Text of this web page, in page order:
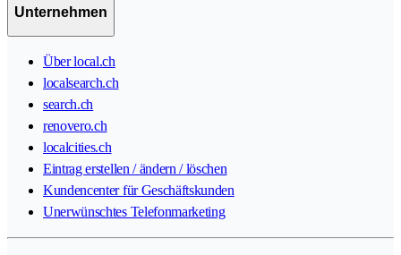
Unternehmen
Über local.ch
localsearch.ch
search.ch
renovero.ch
localcities.ch
Eintrag erstellen / ändern / löschen
Kundencenter für Geschäftskunden
Unerwünschtes Telefonmarketing